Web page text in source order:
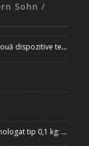
Sohn /
RS-232 a cântarului
tip 0,1 kg: 300 kg